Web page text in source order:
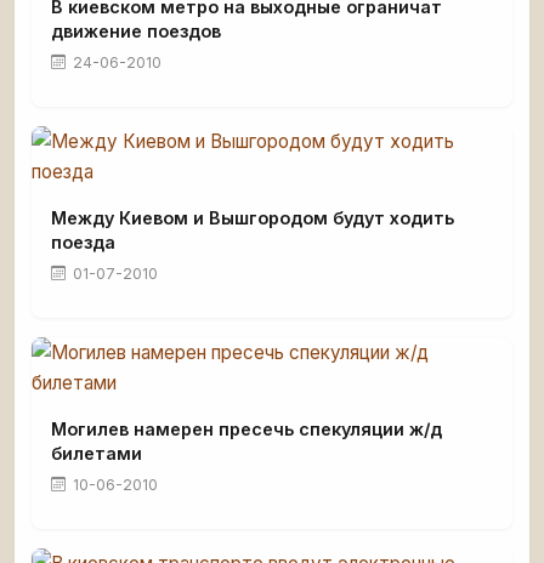
В киевском метро на выходные ограничат
движение поездов
24-06-2010
Между Киевом и Вышгородом будут ходить
поезда
01-07-2010
Могилев намерен пресечь спекуляции ж/д
билетами
10-06-2010